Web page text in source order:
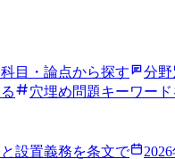
目・論点から探す 分野
穴埋め問題キーワー
設置義務を条文で